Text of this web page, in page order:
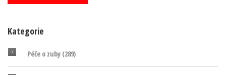
Kategorie
Péče o zuby (289)